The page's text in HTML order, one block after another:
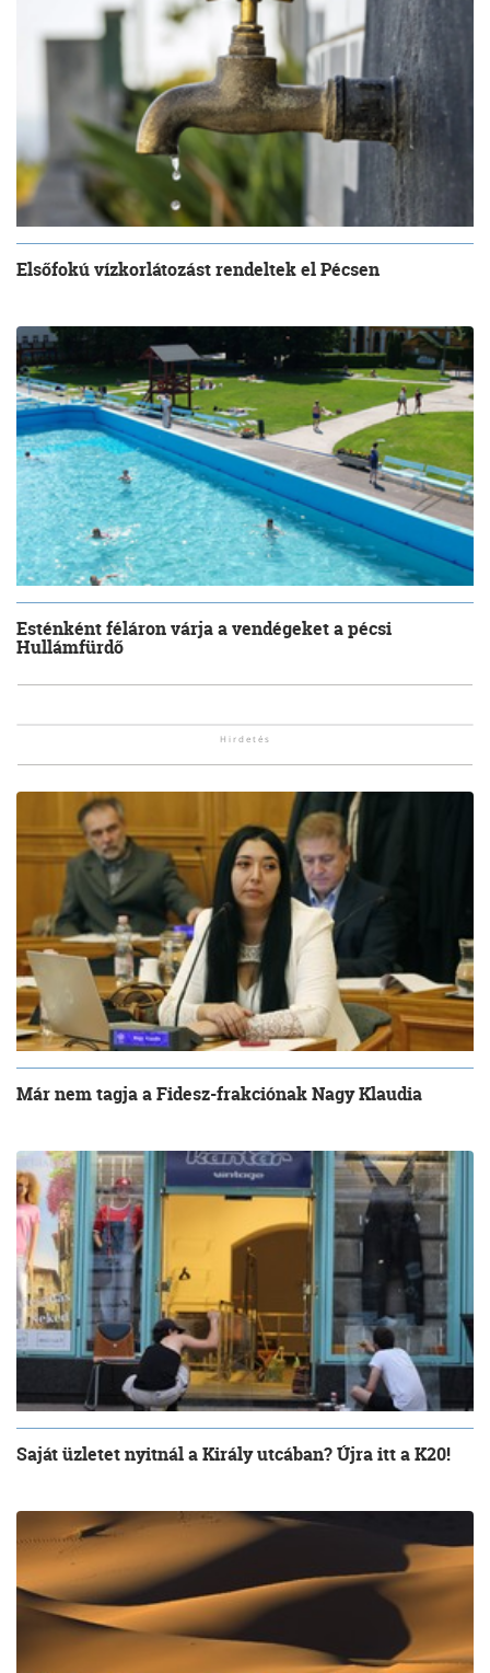
Elsőfokú vízkorlátozást rendeltek el Pécsen
Esténként féláron várja a vendégeket a pécsi
Hullámfürdő
Már nem tagja a Fidesz-frakciónak Nagy Klaudia
Saját üzletet nyitnál a Király utcában? Újra itt a K20!